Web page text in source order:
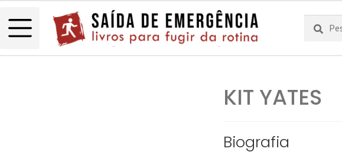
Pesquisar
por:
Pesquisa
KIT YATES
Biografia